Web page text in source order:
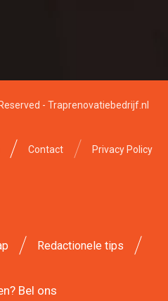
- Traprenovatiebedrijf.nl
Privacy Policy
Contact
Redactionele tips
Bel ons